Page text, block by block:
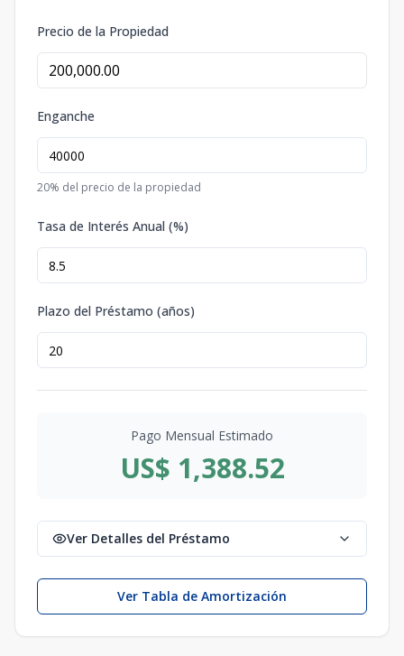
Precio de la Propiedad
Enganche
20% del precio de la propiedad
Tasa de Interés Anual (%)
Plazo del Préstamo (años)
Pago Mensual Estimado
US$ 1,388.52
Ver Detalles del Préstamo
Ver Tabla de Amortización